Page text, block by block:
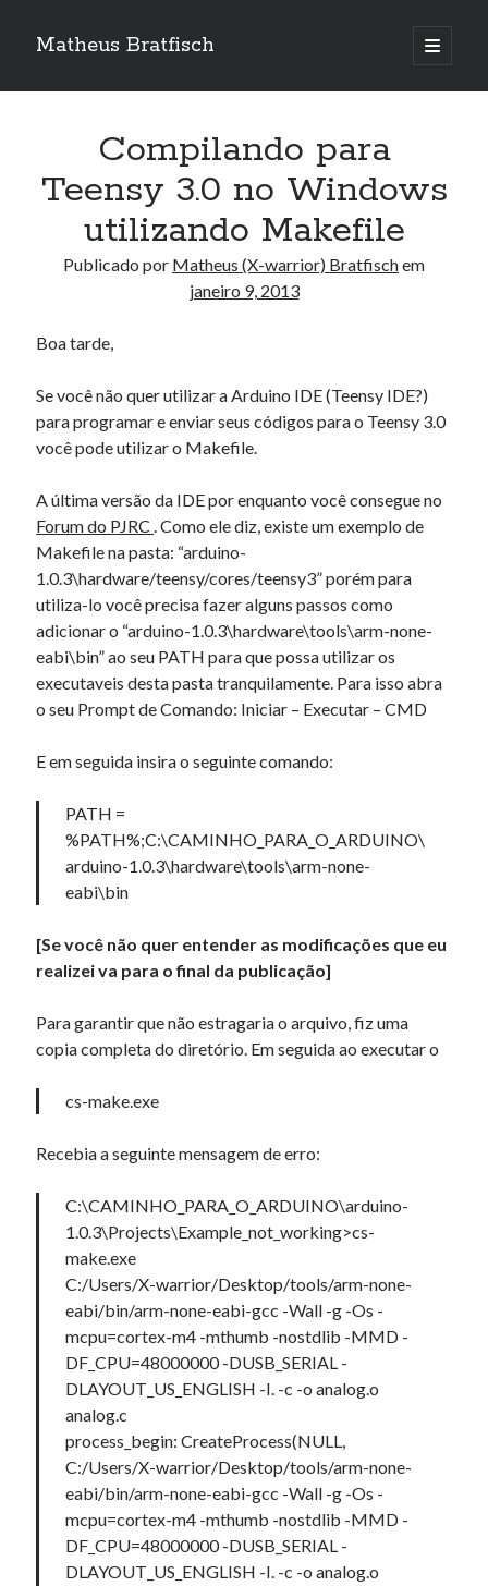
Matheus Bratfisch
abrir
o
Barra
Calendário
janeiro 2013
T Q Q S S D
4 5 6
21 22 23 24 25 26 27
28 29 30 31
Artigos Recentes
Ubuntu 12.04 – Configurando Samba (3.6.3)
Projetos – Git Hub
Compilando para Teensy 3.0 no Windows utilizando Makefile
Programando atmega8u2 no Arduino Uno utilizando USB Asp
Usando USB ASP como não root
Comentários
Charlesthofe em
HenrythedeemProjetos – Git Hub
emEstrutura de dados, C
calcular Unidades Apuestas
notificar via e-mail no Windows
Compilando para
Teensy 3.0 no Windows
utilizando Makefile
Publicado por Matheus (X-warrior) Bratfischem
janeiro 9, 2013
Boa tarde,
Se você não quer utilizar a Arduino IDE (Teensy IDE?)
para programar e enviar seus códigos para o Teensy 3.0
você pode utilizar o Makefile.
A última versão da IDE por enquanto você consegue no
Forum do PJRC. Como ele diz, existe um exemplo de
Makefile na pasta: “arduino-
1.0.3\hardware/teensy/cores/teensy3” porém para
utiliza-lo você precisa fazer alguns passos como
adicionar o “arduino-1.0.3\hardware\tools\arm-none-
eabi\bin” ao seu PATH para que possa utilizar os
executaveis desta pasta tranquilamente. Para isso abra
o seu Prompt de Comando: Iniciar – Executar – CMD
E em seguida insira o seguinte comando:
PATH =
%PATH%;C:\CAMINHO_PARA_O_ARDUINO\
arduino-1.0.3\hardware\tools\arm-none-
eabi\bin
[Se você não quer entender as modificações que eu
realizei va para o final da publicação]
Para garantir que não estragaria o arquivo, fiz uma
copia completa do diretório. Em seguida ao executar o
cs-make.exe
Recebia a seguinte mensagem de erro:
C:\CAMINHO_PARA_O_ARDUINO\arduino-
1.0.3\Projects\Example_not_working>cs-
make.exe
C:/Users/X-warrior/Desktop/tools/arm-none-
eabi/bin/arm-none-eabi-gcc -Wall -g -Os -
mcpu=cortex-m4 -mthumb -nostdlib -MMD -
DF_CPU=48000000 -DUSB_SERIAL -
DLAYOUT_US_ENGLISH -I. -c -o analog.o
analog.c
process_begin: CreateProcess(NULL,
C:/Users/X-warrior/Desktop/tools/arm-none-
eabi/bin/arm-none-eabi-gcc -Wall -g -Os -
mcpu=cortex-m4 -mthumb -nostdlib -MMD -
DF_CPU=48000000 -DUSB_SERIAL -
DLAYOUT_US_ENGLISH -I. -c -o analog.o